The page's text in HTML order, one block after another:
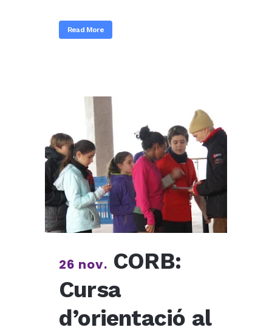
Read More
26 nov. CORB:
Cursa
d’orientació al